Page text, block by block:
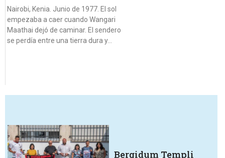
Nairobi, Kenia. Junio de 1977. El sol
empezaba a caer cuando Wangari
Maathai dejó de caminar. El sendero
se perdía entre una tierra dura y…
Bergidum Templi